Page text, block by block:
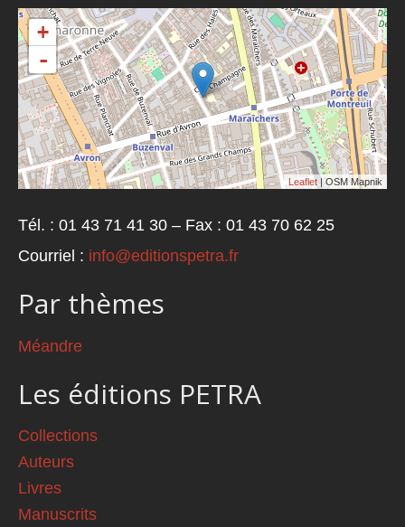
+
-
Leaflet | OSM Mapnik
Tél. : 01 43 71 41 30 – Fax : 01 43 70 62 25
Courriel : info@editionspetra.fr
Par thèmes
Méandre
Les éditions PETRA
Collections
Auteurs
Livres
Manuscrits